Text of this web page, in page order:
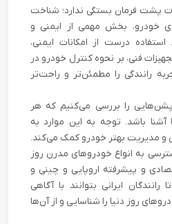
پشت فرمان بستگی ندارد؛ شناخت
خودرو، بخش مهمی از ایمنی و
درست از امکانات ایمنی،
فنی، بر نحوه کنترل خودرو در
رانندگی را مطمئن‌تر و راحت‌تر
را بررسی می‌کنیم که هر
آشنا باشد. توجه به این موارد به
و مدیریت بهتر خودرو کمک می‌کند.
به انواع خودروهای مدرن روز
و پیشرفته اروپایی و چینی و
ایرانی بتوانند با آگاهی
روز دنیا را شناسایی و از آن‌ها